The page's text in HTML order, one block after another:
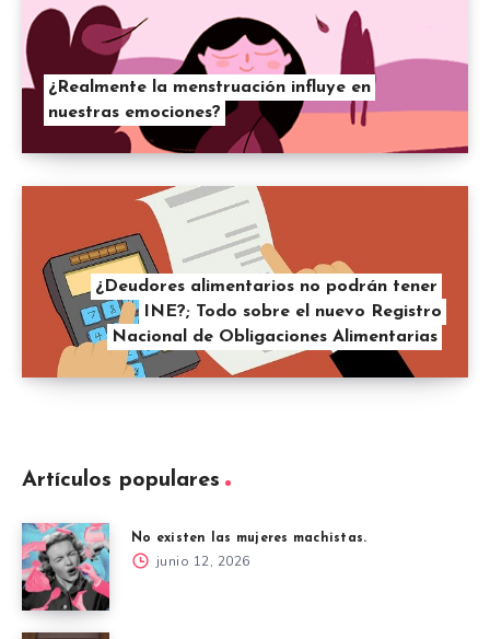
¿Realmente la menstruación influye en
nuestras emociones?
¿Deudores alimentarios no podrán tener
INE?; Todo sobre el nuevo Registro
Nacional de Obligaciones Alimentarias
Artículos populares
No existen las mujeres machistas.
junio 12, 2026